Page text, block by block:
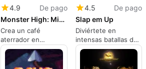
4.9
De pago
Monster High: Minis Mania
Crea un café
aterrador en
Monster High
4.5
De pago
Slap em Up
Diviértete en
intensas batallas de
cartas